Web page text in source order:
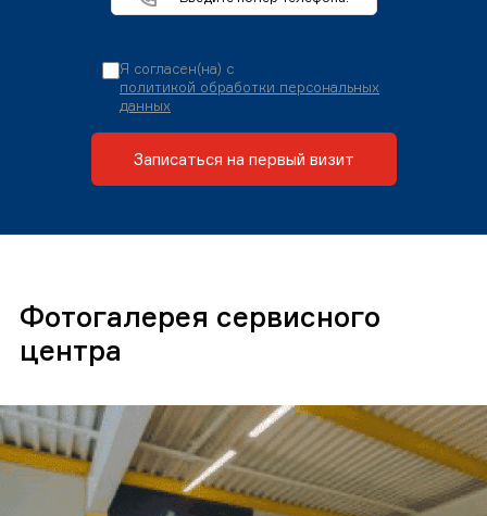
Я согласен(на) с
политикой обработки персональных
данных
Записаться на первый визит
Фотогалерея сервисного
центра